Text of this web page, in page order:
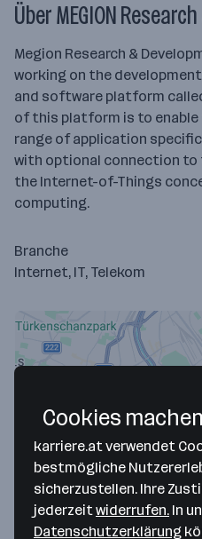
Über MEGION
Megion Research &
working on the
and software platform called
of this platform is to
range of application
with optional connection to
the Internet-of-Things
computing.
Branche
Internet, IT, Telekom
Cookies
karriere.at verwendet
bestmögliche
sicherzustellen. Ihre
jederzeit widerrufen. In
Datenschutzerklärung